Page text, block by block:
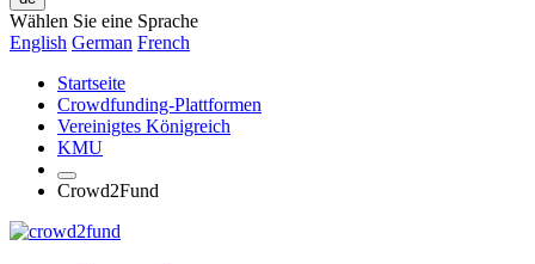
Wählen Sie eine Sprache
English German French
Startseite
Crowdfunding-Plattformen
Vereinigtes Königreich
KMU
Crowd2Fund